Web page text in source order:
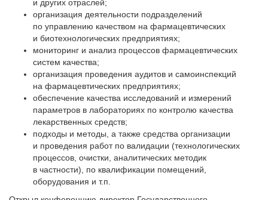
и других отраслей;
организация деятельности подразделений
по управлению качеством на фармацевтических
и биотехнологических предприятиях;
мониторинг и анализ процессов фармацевтических
систем качества;
организация проведения аудитов и самоинспекций
на фармацевтических предприятиях;
обеспечение качества исследований и измерений
параметров в лабораториях по контролю качества
лекарственных средств;
подходы и методы, а также средства организации
и проведения работ по валидации (технологических
процессов, очистки, аналитических методик
в частности), по квалификации помещений,
оборудования и т.п.